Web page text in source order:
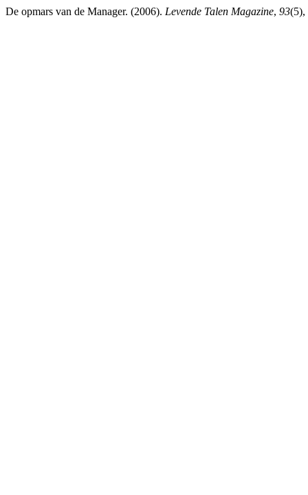
De opmars van de Manager. (2006). Levende Talen Magazine, 93